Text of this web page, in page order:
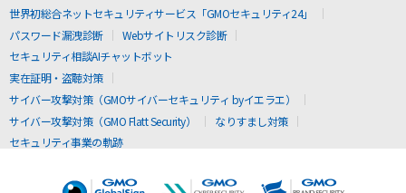
世界初総合ネットセキュリティサービス「GMOセキュリティ24」
パスワード漏洩診断
Webサイトリスク診断
セキュリティ相談AIチャットボット
実在証明・盗聴対策
サイバー攻撃対策（GMOサイバーセキュリティ byイエラエ）
サイバー攻撃対策（GMO Flatt Security）
なりすまし対策
セキュリティ事業の軌跡